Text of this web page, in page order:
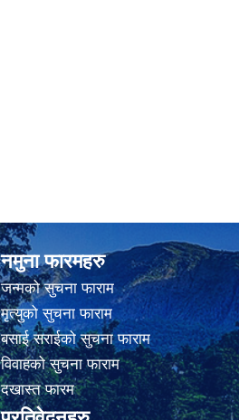
नमुना फारमहरु
जन्मको सुचना फाराम
मृत्युको सुचना फाराम
बसाई सराईको सुचना फाराम
विवाहको सुचना फाराम
दखास्त फारम